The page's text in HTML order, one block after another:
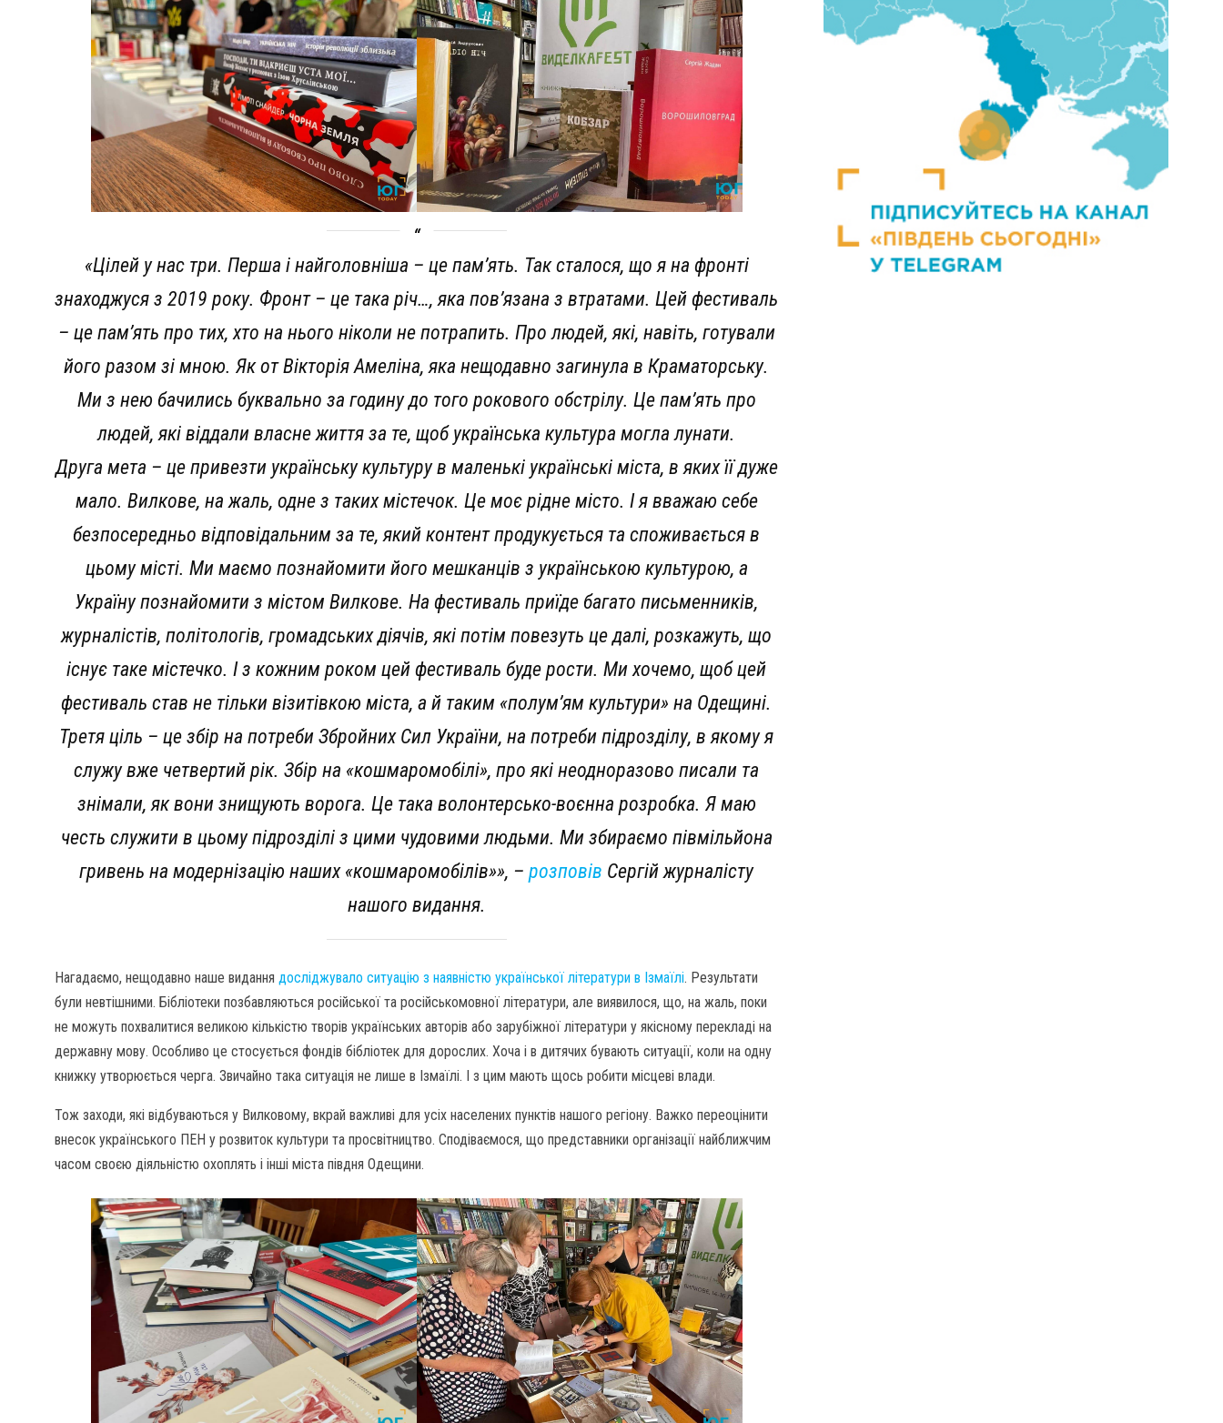
«Цілей у нас три. Перша і найголовніша – це пам’ять. Так сталося, що я на фронті
знаходжуся з 2019 року. Фронт – це така річ…, яка пов’язана з втратами. Цей фестиваль
– це пам’ять про тих, хто на нього ніколи не потрапить. Про людей, які, навіть, готували
його разом зі мною. Як от Вікторія Амеліна, яка нещодавно загинула в Краматорську.
Ми з нею бачились буквально за годину до того рокового обстрілу. Це пам’ять про
людей, які віддали власне життя за те, щоб українська культура могла лунати.
Друга мета – це привезти українську культуру в маленькі українські міста, в яких її дуже
мало. Вилкове, на жаль, одне з таких містечок. Це моє рідне місто. І я вважаю себе
безпосередньо відповідальним за те, який контент продукується та споживається в
цьому місті. Ми маємо познайомити його мешканців з українською культурою, а
Україну познайомити з містом Вилкове. На фестиваль приїде багато письменників,
журналістів, політологів, громадських діячів, які потім повезуть це далі, розкажуть, що
існує таке містечко. І з кожним роком цей фестиваль буде рости. Ми хочемо, щоб цей
фестиваль став не тільки візитівкою міста, а й таким «полум’ям культури» на Одещині.
Третя ціль – це збір на потреби Збройних Сил України, на потреби підрозділу, в якому я
служу вже четвертий рік. Збір на «кошмаромобілі», про які неодноразово писали та
знімали, як вони знищують ворога. Це така волонтерсько-воєнна розробка. Я маю
честь служити в цьому підрозділі з цими чудовими людьми. Ми збираємо півмільйона
гривень на модернізацію наших «кошмаромобілів»», –розповів Сергій журналісту
нашого видання.
Нагадаємо, нещодавно наше видання досліджувало ситуацію з наявністю української літератури в Ізмаїлі. Результати
були невтішними. Бібліотеки позбавляються російської та російськомовної літератури, але виявилося, що, на жаль, поки
не можуть похвалитися великою кількістю творів українських авторів або зарубіжної літератури у якісному перекладі на
державну мову. Особливо це стосується фондів бібліотек для дорослих. Хоча і в дитячих бувають ситуації, коли на одну
книжку утворюється черга. Звичайно така ситуація не лише в Ізмаїлі. І з цим мають щось робити місцеві влади.
Тож заходи, які відбуваються у Вилковому, вкрай важливі для усіх населених пунктів нашого регіону. Важко переоцінити
внесок українського ПЕН у розвиток культури та просвітництво. Сподіваємося, що представники організації найближчим
часом своєю діяльністю охоплять і інші міста півдня Одещини.